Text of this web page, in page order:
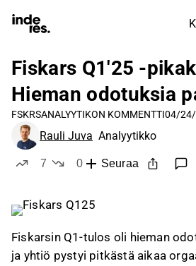
Fiskars Q1'25 -
Hieman odotuksia
FSKRSANALYYTIKON KOMMENTTI04/24/
Rauli Juva Analyytikko
7
0
Seuraa
Fiskarsin Q1-tulos oli hieman
ja yhtiö pystyi pitkästä aikaa